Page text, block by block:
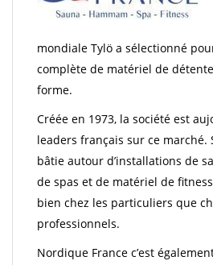
mondiale Tylö a sélectionné
complète de matériel de
forme.
Créée en 1973, la société est
leaders français sur ce marché.
bâtie autour d’installations de
de spas et de matériel de
bien chez les particuliers que
professionnels.
Nordique France c’est